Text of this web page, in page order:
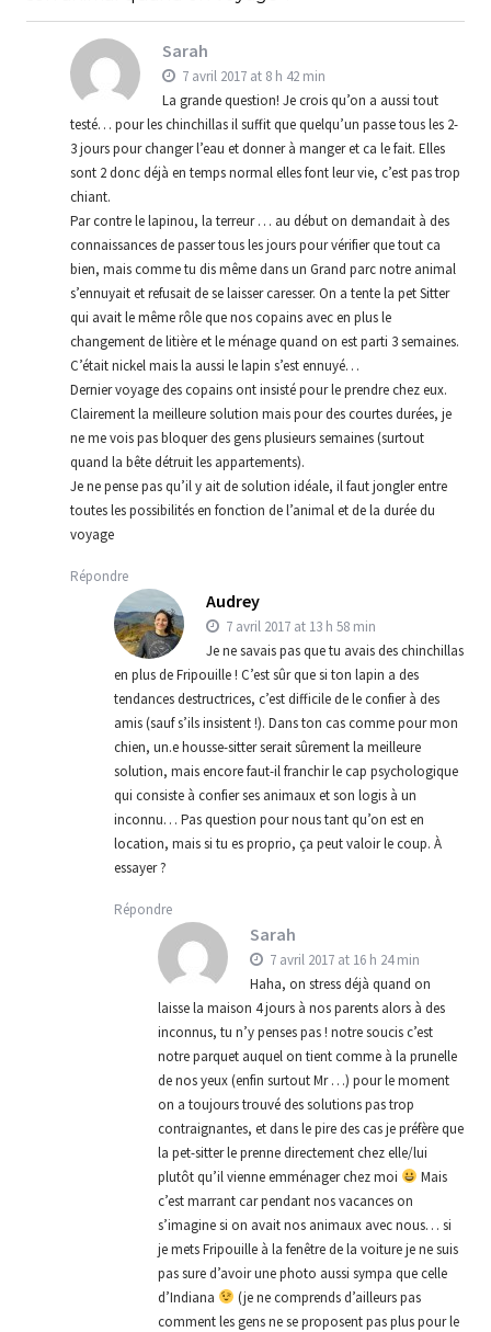
Sarah
7 avril 2017 at 8 h 42 min
La grande question! Je crois qu’on a aussi tout
testé… pour les chinchillas il suffit que quelqu’un passe tous les 2-
3 jours pour changer l’eau et donner à manger et ca le fait. Elles
sont 2 donc déjà en temps normal elles font leur vie, c’est pas trop
chiant.
Par contre le lapinou, la terreur … au début on demandait à des
connaissances de passer tous les jours pour vérifier que tout ca
bien, mais comme tu dis même dans un Grand parc notre animal
s’ennuyait et refusait de se laisser caresser. On a tente la pet Sitter
qui avait le même rôle que nos copains avec en plus le
changement de litière et le ménage quand on est parti 3 semaines.
C’était nickel mais la aussi le lapin s’est ennuyé…
Dernier voyage des copains ont insisté pour le prendre chez eux.
Clairement la meilleure solution mais pour des courtes durées, je
ne me vois pas bloquer des gens plusieurs semaines (surtout
quand la bête détruit les appartements).
Je ne pense pas qu’il y ait de solution idéale, il faut jongler entre
toutes les possibilités en fonction de l’animal et de la durée du
voyage
Répondre
Audrey
7 avril 2017 at 13 h 58 min
Je ne savais pas que tu avais des chinchillas
en plus de Fripouille ! C’est sûr que si ton lapin a des
tendances destructrices, c’est difficile de le confier à des
amis (sauf s’ils insistent !). Dans ton cas comme pour mon
chien, un.e housse-sitter serait sûrement la meilleure
solution, mais encore faut-il franchir le cap psychologique
qui consiste à confier ses animaux et son logis à un
inconnu… Pas question pour nous tant qu’on est en
location, mais si tu es proprio, ça peut valoir le coup. À
essayer ?
Répondre
Sarah
7 avril 2017 at 16 h 24 min
Haha, on stress déjà quand on
laisse la maison 4 jours à nos parents alors à des
inconnus, tu n’y penses pas ! notre soucis c’est
notre parquet auquel on tient comme à la prunelle
de nos yeux (enfin surtout Mr …) pour le moment
on a toujours trouvé des solutions pas trop
contraignantes, et dans le pire des cas je préfère que
la pet-sitter le prenne directement chez elle/lui
plutôt qu’il vienne emménager chez moi
Mais
c’est marrant car pendant nos vacances on
s’imagine si on avait nos animaux avec nous… si
je mets Fripouille à la fenêtre de la voiture je ne suis
pas sure d’avoir une photo aussi sympa que celle
d’Indiana
(je ne comprends d’ailleurs pas
comment les gens ne se proposent pas plus pour le